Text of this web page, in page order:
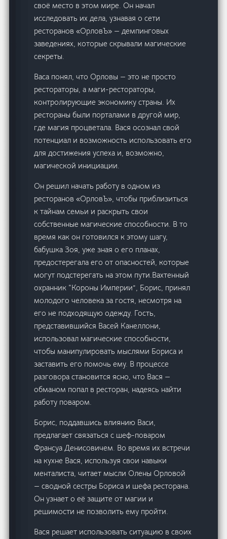
своё место в этом мире. Он начал
исследовать их дела, узнавая о сети
ресторанов «ОрловЪ» — демпинговых
заведениях, которые скрывали магические
секреты.
Васа понял, что Орловы — это не просто
рестораторы, а маги-рестораторы,
контролирующие экономику страны. Их
рестораны были порталами в другой мир,
где магия процветала. Вася осознал свой
потенциал и возможность использовать его
для достижения успеха и, возможно,
магической инициации.
Он решил начать работу в одном из
ресторанов «ОрловЪ», чтобы приблизиться
к тайнам семьи и раскрыть свои
собственные магические способности. В то
время как он готовился к этому шагу,
бабушка Зоя, уже зная о его планах,
предостерегала его от опасностей, которые
могут подстерегать на этом пути.Вахтенный
охранник “Короны Империи”, Борис, принял
молодого человека за гостя, несмотря на
его не подходящую одежду. Гость,
представившийся Васей Канеллони,
использовал магические способности,
чтобы манипулировать мыслями Бориса и
заставить его помочь ему. В процессе
разговора становится ясно, что Вася —
обманом попал в ресторан, надеясь найти
работу поваром.
Борис, поддавшись влиянию Васи,
предлагает связаться с шеф-поваром
Франсуа Денисовичем. Во время их встречи
на кухне Вася, используя свои навыки
менталиста, читает мысли Олены Орловой
— сводной сестры Бориса и шефа ресторана.
Он узнает о её защите от магии и
решимости не позволить ему пройти.
Вася решает использовать ситуацию в своих